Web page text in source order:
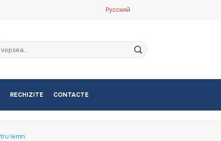
Русский
RECHIZITE CONTACTE
lemn